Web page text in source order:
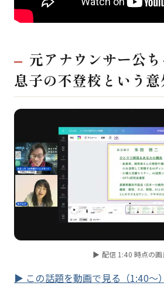
元アナウンサー公
息子の不登校という
▶ 配信 1:40 時点の画
▶ この話題を動画で見る（1:40〜）